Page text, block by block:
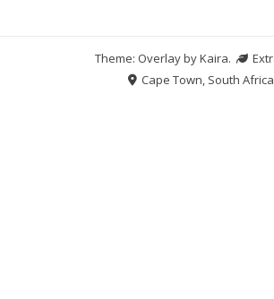
Theme: Overlay byKaira.
Cape Town, South Africa